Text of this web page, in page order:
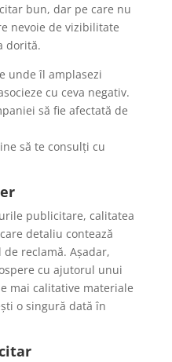
bun, dar pe care nu
nevoie de vizibilitate
dorită.
unde îl amplasezi
cu ceva negativ.
să fie afectată de
să te consulți cu
publicitare, calitatea
detaliu contează
reclamă. Așadar,
cu ajutorul unui
mai calitative materiale
o singură dată în